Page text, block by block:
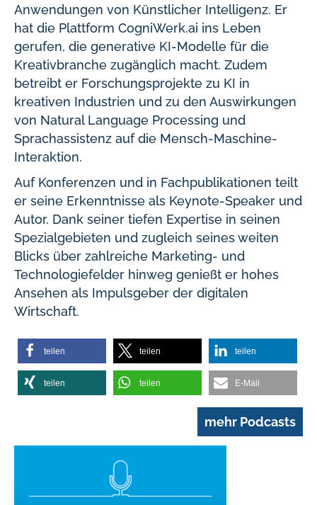
Anwendungen von Künstlicher Intelligenz. Er
hat die Plattform CogniWerk.ai ins Leben
gerufen, die generative KI-Modelle für die
Kreativbranche zugänglich macht. Zudem
betreibt er Forschungsprojekte zu KI in
kreativen Industrien und zu den Auswirkungen
von Natural Language Processing und
Sprachassistenz auf die Mensch-Maschine-
Interaktion.
Auf Konferenzen und in Fachpublikationen teilt
er seine Erkenntnisse als Keynote-Speaker und
Autor. Dank seiner tiefen Expertise in seinen
Spezialgebieten und zugleich seines weiten
Blicks über zahlreiche Marketing- und
Technologiefelder hinweg genießt er hohes
Ansehen als Impulsgeber der digitalen
Wirtschaft.
teilen teilen teilen
teilen teilen E-Mail
mehr Podcasts